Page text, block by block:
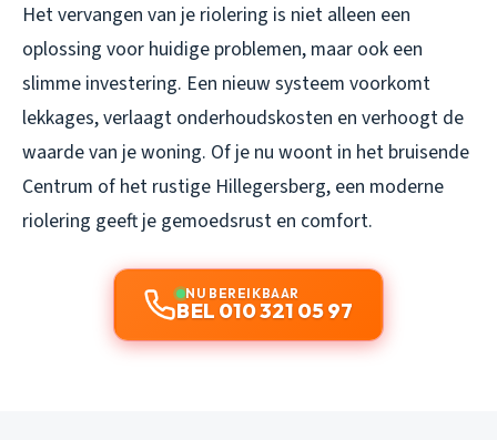
Het vervangen van je riolering is niet alleen een
oplossing voor huidige problemen, maar ook een
slimme investering. Een nieuw systeem voorkomt
lekkages, verlaagt onderhoudskosten en verhoogt de
waarde van je woning. Of je nu woont in het bruisende
Centrum of het rustige Hillegersberg, een moderne
riolering geeft je gemoedsrust en comfort.
NU BEREIKBAAR
BEL 010 321 05 97